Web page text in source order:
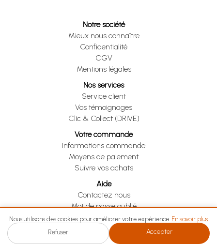
Notre société
Mieux nous connaître
Confidentialité
CGV
Mentions légales
Nos services
Service client
Vos témoignages
Clic & Collect (DRIVE)
Votre commande
Informations commande
Moyens de paiement
Suivre vos achats
Aide
Contactez nous
Mot de passe oublié
Je me rétracte
Je me rétracte
Nous utilisons des cookies pour améliorer votre expérience. En savoir plus
Refuser Accepter